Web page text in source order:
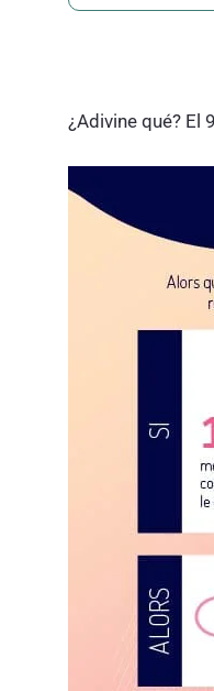
¿Adivine qué? El